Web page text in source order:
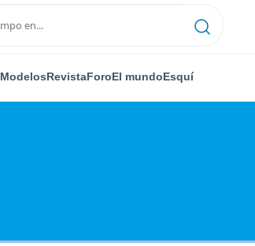
ModelosRevistaForoEl mundoEsquí